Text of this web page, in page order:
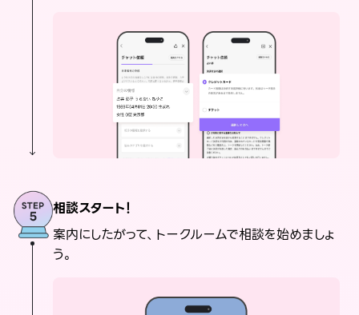
相談スタート！
案内にしたがって、トークルームで相談を始めましょ
う。